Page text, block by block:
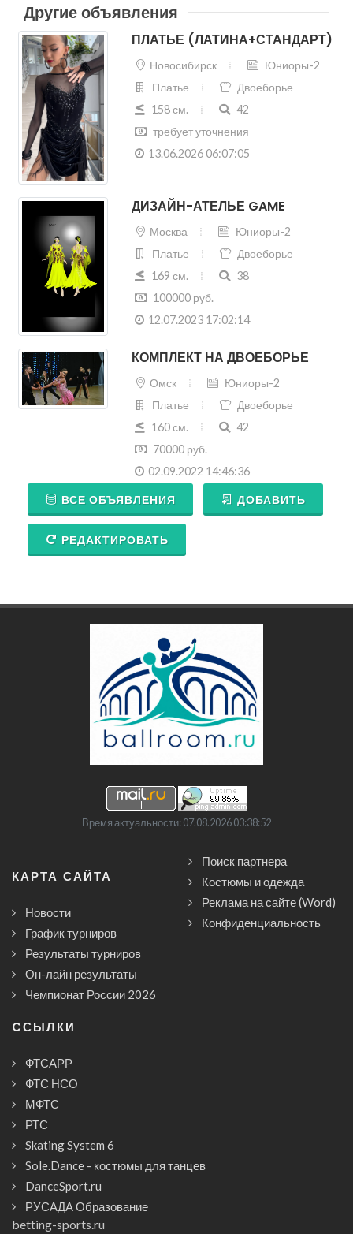
Другие объявления
ПЛАТЬЕ (ЛАТИНА+СТАНДАРТ)
Новосибирск
Юниоры-2
Платье
Двоеборье
158 см.
42
требует уточнения
13.06.2026 06:07:05
ДИЗАЙН-АТЕЛЬЕ GAME
Москва
Юниоры-2
Платье
Двоеборье
169 см.
38
100000 руб.
12.07.2023 17:02:14
КОМПЛЕКТ НА ДВОЕБОРЬЕ
Омск
Юниоры-2
Платье
Двоеборье
160 см.
42
70000 руб.
02.09.2022 14:46:36
ВСЕ ОБЪЯВЛЕНИЯ ДОБАВИТЬ
РЕДАКТИРОВАТЬ
Время актуальности: 07.08.2026 03:38:52
КАРТА САЙТА
Новости
График турниров
Результаты турниров
Он-лайн результаты
Чемпионат России 2026
Поиск партнера
Костюмы и одежда
Реклама на сайте (Word)
Конфиденциальность
CСЫЛКИ
ФТСАРР
ФТС НСО
МФТС
РТС
Skating System 6
Sole.Dance - костюмы для танцев
DanceSport.ru
РУСАДА Образование
betting-sports.ru